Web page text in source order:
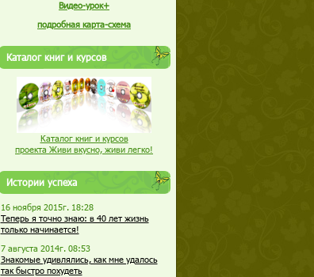
Видео-урок+
подробная карта-схема
Каталог книг и курсов
Каталог книг и курсов
проекта Живи вкусно, живи легко!
Истории успеха
16 ноября 2015г. 18:28
Теперь я точно знаю: в 40 лет жизнь
только начинается!
7 августа 2014г. 08:53
Знакомые удивлялись, как мне удалось
так быстро похудеть